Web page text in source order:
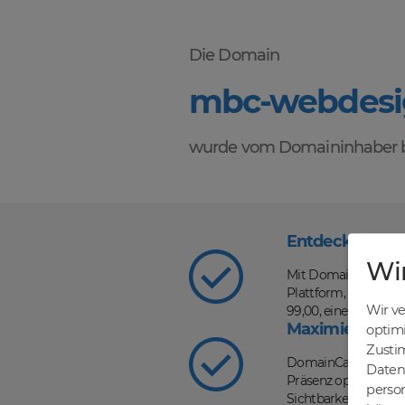
Die Domain
mbc-
wurde vom Domaininhaber
Entdecke die
Mit DomainCatcher
Plattform, auf der
99,00, einer
Maximiere
DomainCatcher ist
Präsenz optimieren
Sichtbarkeit in
Wir